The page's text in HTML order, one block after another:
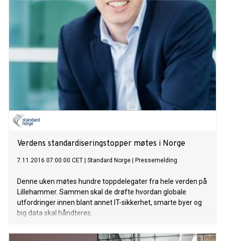
Verdens standardiseringstopper møtes i Norge
7.11.2016 07:00:00 CET Standard Norge Pressemelding
Denne uken møtes hundre toppdelegater fra hele verden på
Lillehammer. Sammen skal de drøfte hvordan globale
utfordringer innen blant annet IT-sikkerhet, smarte byer og
big data skal håndteres.